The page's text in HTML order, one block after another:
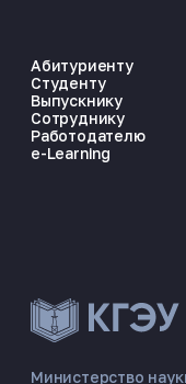
Министерство
Абитуриенту
Студенту
Выпускнику
Сотруднику
Работодателю
e-Learning